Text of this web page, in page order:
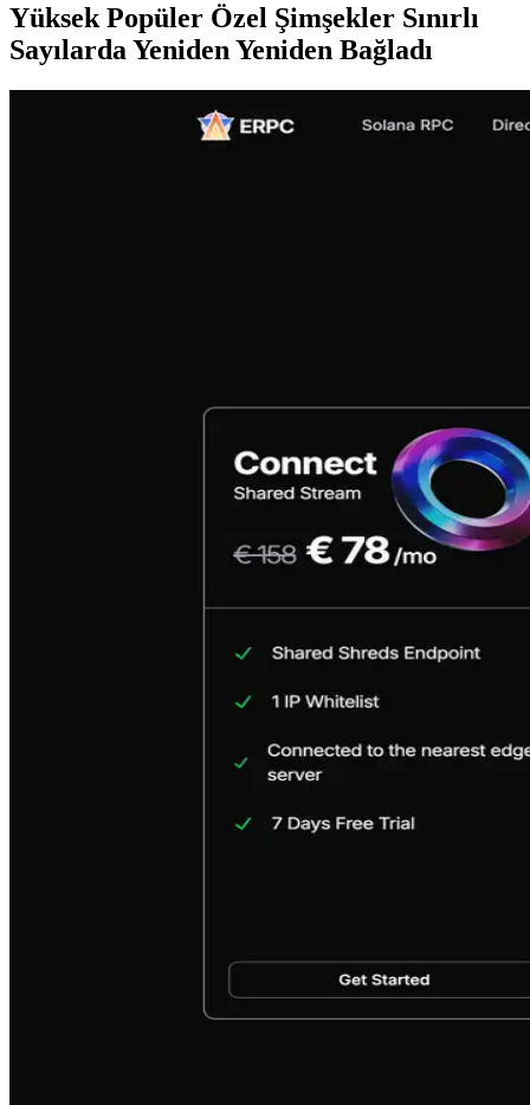
Yüksek Popüler Özel Şimşekler Sınırlı
Sayılarda Yeniden Yeniden Bağladı